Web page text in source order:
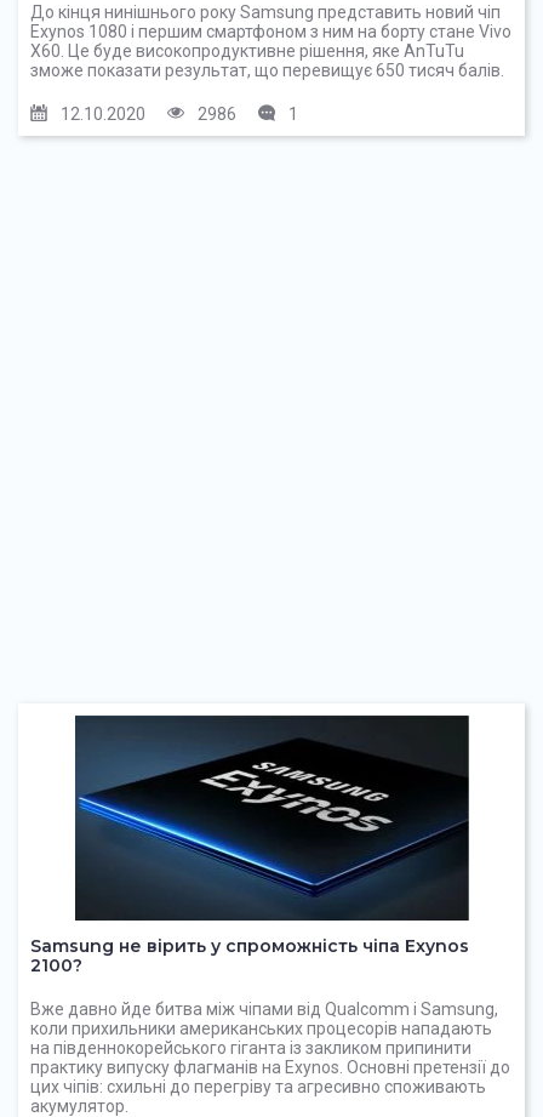
До кінця нинішнього року Samsung представить новий чіп
Exynos 1080 і першим смартфоном з ним на борту стане Vivo
X60. Це буде високопродуктивне рішення, яке AnTuTu
зможе показати результат, що перевищує 650 тисяч балів.
12.10.2020 2986 1
Samsung не вірить у спроможність чіпа Exynos
2100?
Вже давно йде битва між чіпами від Qualcomm і Samsung,
коли прихильники американських процесорів нападають
на південнокорейського гіганта із закликом припинити
практику випуску флагманів на Exynos. Основні претензії до
цих чіпів: схильні до перегріву та агресивно споживають
акумулятор.